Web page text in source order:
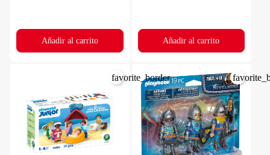
Añadir al carrito Añadir al carrito
favorite_border